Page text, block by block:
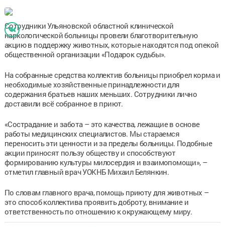
Сотрудники Ульяновской областной клинической
наркологической больницы провели благотворительную
акцию в поддержку животных, которые находятся под опекой
общественной организации «Подарок судьбы».
На собранные средства коллектив больницы приобрел корма и
необходимые хозяйственные принадлежности для
содержания братьев наших меньших. Сотрудники лично
доставили всё собранное в приют.
«Сострадание и забота – это качества, лежащие в основе
работы медицинских специалистов. Мы стараемся
переносить эти ценности и за пределы больницы. Подобные
акции приносят пользу обществу и способствуют
формированию культуры милосердия и взаимопомощи», –
отметил главный врач УОКНБ Михаил Белянкин.
По словам главного врача, помощь приюту для животных –
это способ коллектива проявить доброту, внимание и
ответственность по отношению к окружающему миру.